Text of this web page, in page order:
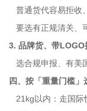
普通货代容易拒收
要选有正规清关、
3. 品牌货、带LOGO
选合规申报、有美
四、按「重量门槛」
21kg以内：走国际